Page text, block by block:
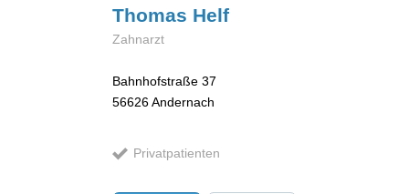
Thomas Helf
Zahnarzt
Bahnhofstraße 37
56626Andernach
Privatpatienten